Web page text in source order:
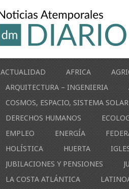
ACTUALIDAD AFRICA
ARQUITECTURA – INGENIERIA
COSMOS, ESPACIO, SISTEMA SOLAR
DERECHOS HUMANOS
EMPLEO
ENERGÍA
HOLÍSTICA
HUERTA
JUBILACIONES Y PENSIONES
LA COSTA ATLÁNTICA